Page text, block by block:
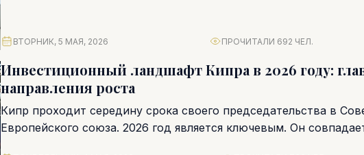
ВТОРНИК, 5 МАЯ, 2026 ПРОЧИТАЛИ 692 ЧЕЛ.
Инвестиционный ландшафт Кипра в 2026 году:
направления роста
Кипр проходит середину срока своего председательства в
Европейского союза. 2026 год является ключевым. Он